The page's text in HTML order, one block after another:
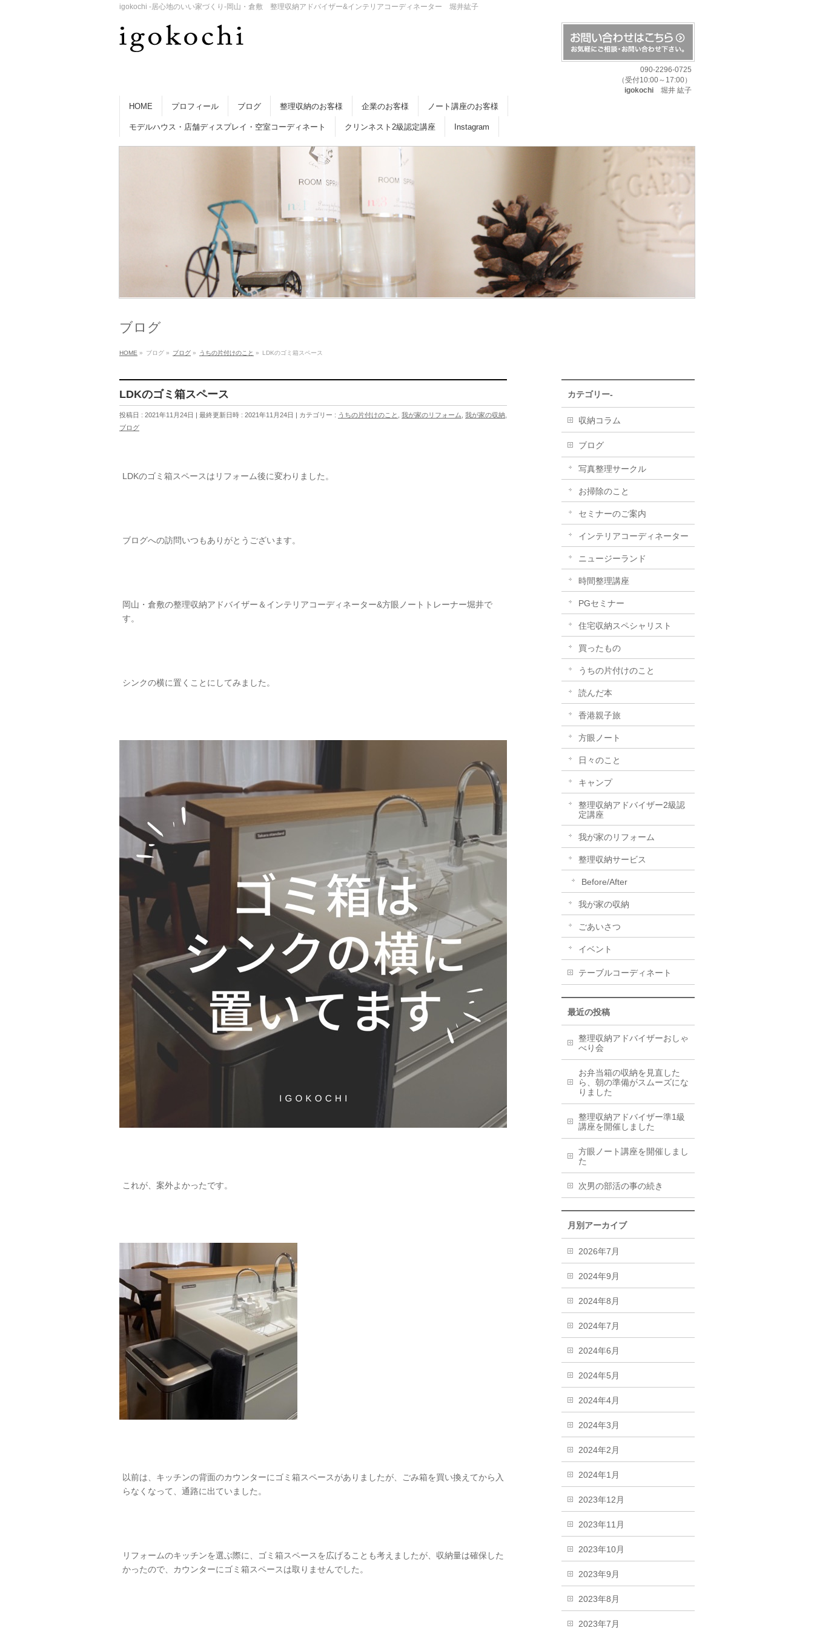
igokochi -居心地のいい家づくり-岡山・倉敷 整理収納アドバイザー&インテリアコーディネーター 堀井紘子
090-2296-0725
（受付10:00～17:00）
igokochi 堀井 紘子
HOME プロフィール ブログ 整理収納のお客様 企業のお客様 ノート講座のお客様
モデルハウス・店舗ディスプレイ・空室コーディネート クリンネスト2級認定講座 Instagram
ブログ
HOME » ブログ » ブログ » うちの片付けのこと » LDKのゴミ箱スペース
LDKのゴミ箱スペース
投稿日 : 2021年11月24日 最終更新日時 : 2021年11月24日 カテゴリー : うちの片付けのこと 我が家のリフォーム 我が家の収納
ブログ
LDKのゴミ箱スペースはリフォーム後に変わりました。
ブログへの訪問いつもありがとうございます。
岡山・倉敷の整理収納アドバイザー＆インテリアコーディネーター&方眼ノートトレーナー堀井で
す。
シンクの横に置くことにしてみました。
これが、案外よかったです。
以前は、キッチンの背面のカウンターにゴミ箱スペースがありましたが、ごみ箱を買い換えてから入
らなくなって、通路に出ていました。
リフォームのキッチンを選ぶ際に、ゴミ箱スペースを広げることも考えましたが、収納量は確保した
かったので、カウンターにゴミ箱スペースは取りませんでした。
カテゴリー-
収納コラム
ブログ
写真整理サークル
お掃除のこと
セミナーのご案内
インテリアコーディネーター
ニュージーランド
時間整理講座
PGセミナー
住宅収納スペシャリスト
買ったもの
うちの片付けのこと
読んだ本
香港親子旅
方眼ノート
日々のこと
キャンプ
整理収納アドバイザー2級認
定講座
我が家のリフォーム
整理収納サービス
Before/After
我が家の収納
ごあいさつ
イベント
テーブルコーディネート
最近の投稿
整理収納アドバイザーおしゃ
べり会
お弁当箱の収納を見直した
ら、朝の準備がスムーズにな
りました
整理収納アドバイザー準1級
講座を開催しました
方眼ノート講座を開催しまし
た
次男の部活の事の続き
月別アーカイブ
2026年7月
2024年9月
2024年8月
2024年7月
2024年6月
2024年5月
2024年4月
2024年3月
2024年2月
2024年1月
2023年12月
2023年11月
2023年10月
2023年9月
2023年8月
2023年7月